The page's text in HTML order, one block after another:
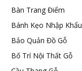
Bàn Trang Điểm
Bánh Kẹo Nhập Khẩu
Bảo Quản Đồ Gỗ
Bố Trí Nội Thất Gỗ